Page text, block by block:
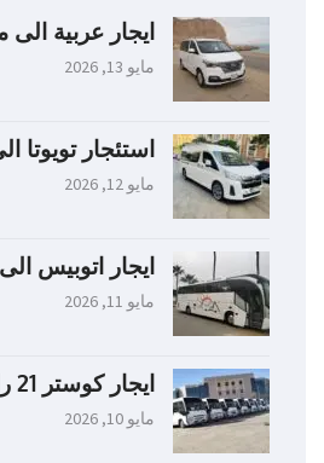
ايجار عربية الى
مايو 13, 2026
استئجار تويوتا
مايو 12, 2026
ايجار اتوبيس
مايو 11, 2026
ايجار كوستر 21 راكب الى بورسعيد
مايو 10, 2026